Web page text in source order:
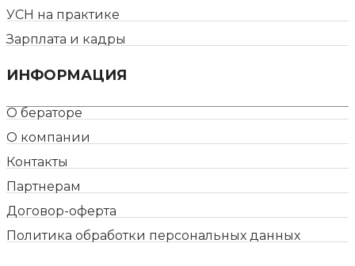
УСН на практике
Зарплата и кадры
ИНФОРМАЦИЯ
О бераторе
О компании
Контакты
Партнерам
Договор-оферта
Политика обработки персональных данных